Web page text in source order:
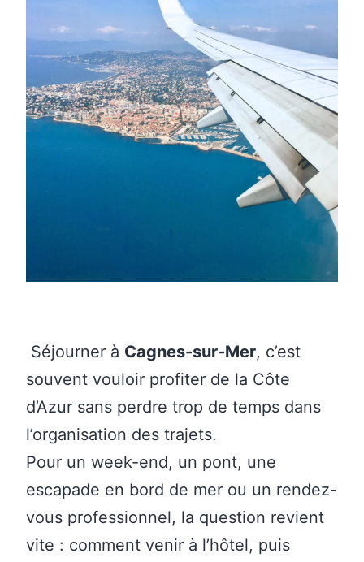
Séjourner à Cagnes-sur-Mer, c’est
souvent vouloir profiter de la Côte
d’Azur sans perdre trop de temps dans
l’organisation des trajets.
Pour un week-end, un pont, une
escapade en bord de mer ou un rendez-
vous professionnel, la question revient
vite : comment venir à l’hôtel, puis